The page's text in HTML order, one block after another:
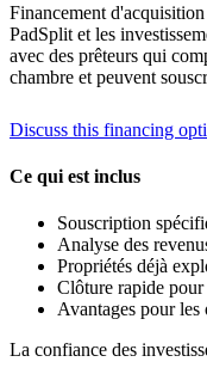
Financement
PadSplit et les
avec des prêteurs qui
chambre et peuvent
Discuss this financing
Ce qui est inclus
Souscription
Analyse des
Propriétés déjà
Clôture rapide pour
Avantages pour les
La confiance des